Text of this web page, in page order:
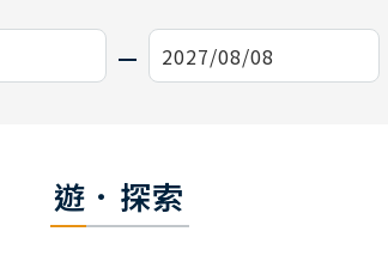
遊．探索